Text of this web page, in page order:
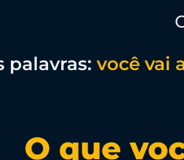
palavras: você vai
O que